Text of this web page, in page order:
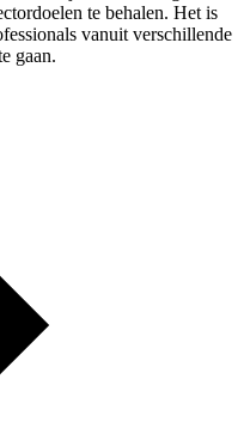
te behalen. Het is
vanuit verschillende
gaan.